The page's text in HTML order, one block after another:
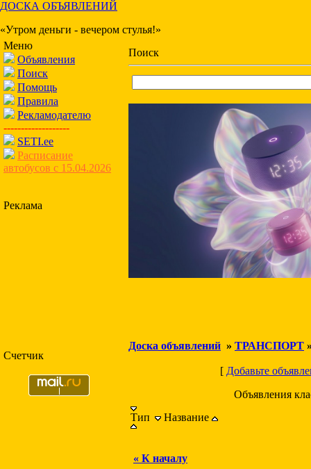
ДОСКА ОБЪЯВЛЕНИЙ
«Утром деньги - вечером стулья!»
Меню
Объявления
Поиск
Помощь
Правила
Рекламодателю
-------------------
SETI.ee
Расписание
автобусов с 15.04.2026
Реклама
Счетчик
Поиск
Доска объявлений » ТРАНСПОРТ
[ Добавьте
Объявления
Тип
Название
« К началу